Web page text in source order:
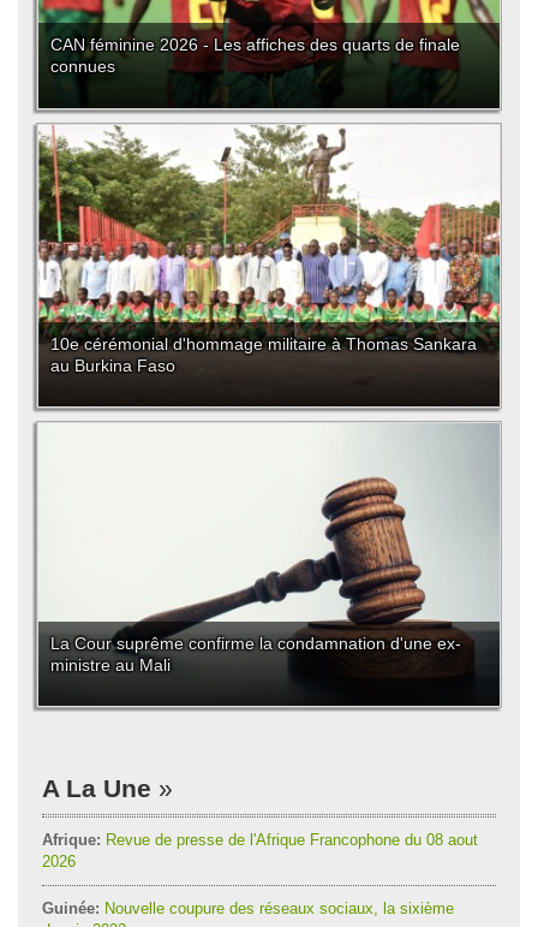
CAN féminine 2026 - Les affiches des quarts de finale
connues
10e cérémonial d'hommage militaire à Thomas Sankara
au Burkina Faso
La Cour suprême confirme la condamnation d'une ex-
ministre au Mali
A La Une
Afrique: Revue de presse de l'Afrique Francophone du 08 aout
2026
Guinée: Nouvelle coupure des réseaux sociaux, la sixième